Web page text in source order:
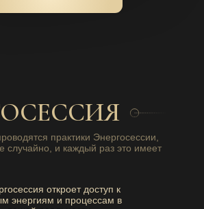
практики Энергосессии,
случайно, и каждый раз это имеет
откроет доступ к
энергиям и процессам в